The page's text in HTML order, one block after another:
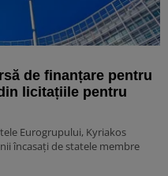
de finanțare pentru
licitațiile pentru
Eurogrupului, Kyriakos
încasați de statele membre